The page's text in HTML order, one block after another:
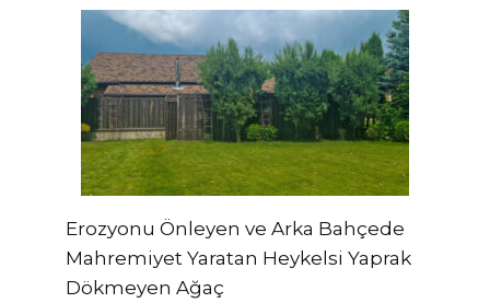
Erozyonu Önleyen ve Arka Bahçede
Mahremiyet Yaratan Heykelsi Yaprak
Dökmeyen Ağaç